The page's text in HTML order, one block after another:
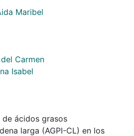
Maribel
Carmen
Isabel
ácidos grasos
larga (AGPI-CL) en los